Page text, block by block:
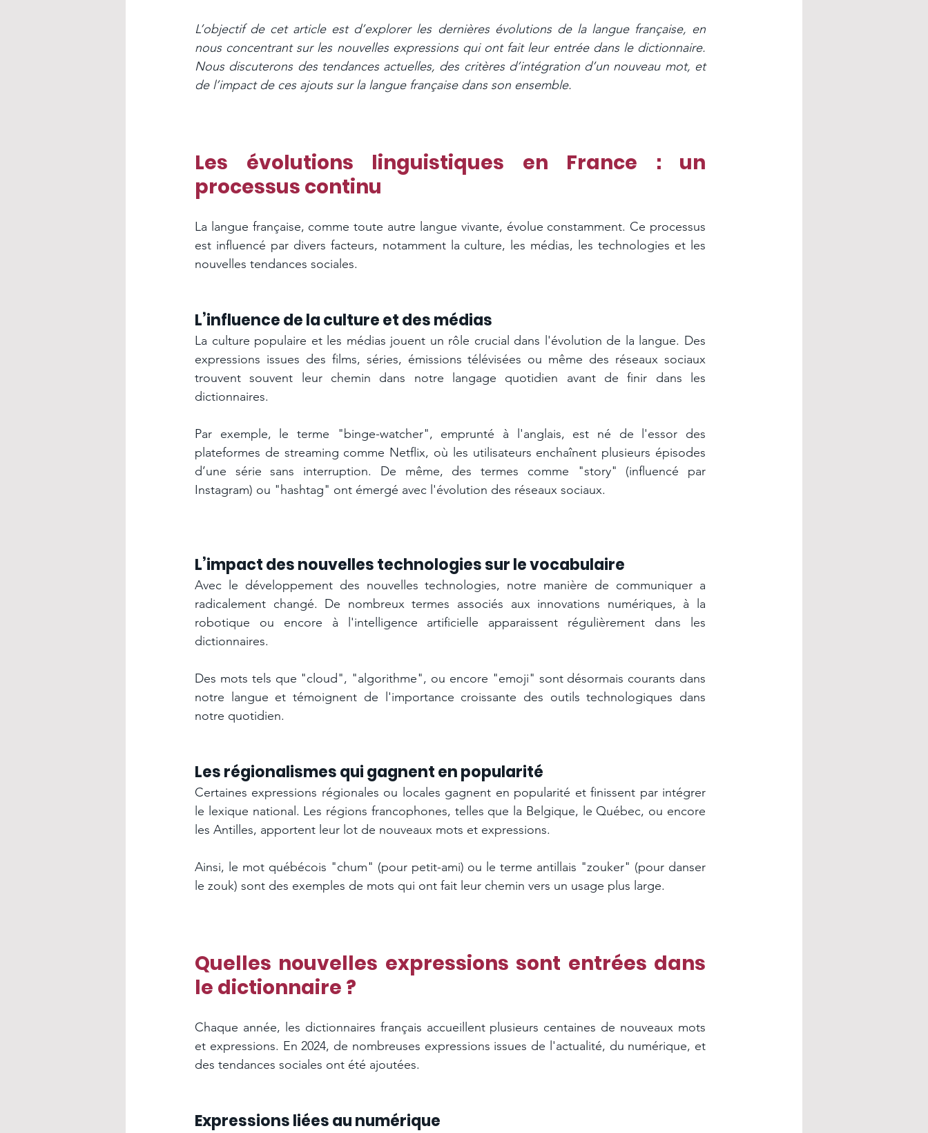
L’objectif de cet article est d’explorer les dernières évolutions de la langue française, en
nous concentrant sur les nouvelles expressions qui ont fait leur entrée dans le dictionnaire.
Nous discuterons des tendances actuelles, des critères d’intégration d’un nouveau mot, et
de l’impact de ces ajouts sur la langue française dans son ensemble.
Les évolutions linguistiques en France : un
processus continu
La langue française, comme toute autre langue vivante, évolue constamment. Ce processus
est influencé par divers facteurs, notamment la culture, les médias, les technologies et les
nouvelles tendances sociales.
L’influence de la culture et des médias
La culture populaire et les médias jouent un rôle crucial dans l'évolution de la langue. Des
expressions issues des films, séries, émissions télévisées ou même des réseaux sociaux
trouvent souvent leur chemin dans notre langage quotidien avant de finir dans les
dictionnaires.
Par exemple, le terme "binge-watcher", emprunté à l'anglais, est né de l'essor des
plateformes de streaming comme Netflix, où les utilisateurs enchaînent plusieurs épisodes
d’une série sans interruption. De même, des termes comme "story" (influencé par
Instagram) ou "hashtag" ont émergé avec l'évolution des réseaux sociaux.
L’impact des nouvelles technologies sur le vocabulaire
Avec le développement des nouvelles technologies, notre manière de communiquer a
radicalement changé. De nombreux termes associés aux innovations numériques, à la
robotique ou encore à l'intelligence artificielle apparaissent régulièrement dans les
dictionnaires.
Des mots tels que "cloud", "algorithme", ou encore "emoji" sont désormais courants dans
notre langue et témoignent de l'importance croissante des outils technologiques dans
notre quotidien.
Les régionalismes qui gagnent en popularité
Certaines expressions régionales ou locales gagnent en popularité et finissent par intégrer
le lexique national. Les régions francophones, telles que la Belgique, le Québec, ou encore
les Antilles, apportent leur lot de nouveaux mots et expressions.
Ainsi, le mot québécois "chum" (pour petit-ami) ou le terme antillais "zouker" (pour danser
le zouk) sont des exemples de mots qui ont fait leur chemin vers un usage plus large.
Quelles nouvelles expressions sont entrées dans
le dictionnaire ?
Chaque année, les dictionnaires français accueillent plusieurs centaines de nouveaux mots
et expressions. En 2024, de nombreuses expressions issues de l'actualité, du numérique, et
des tendances sociales ont été ajoutées.
Expressions liées au numérique